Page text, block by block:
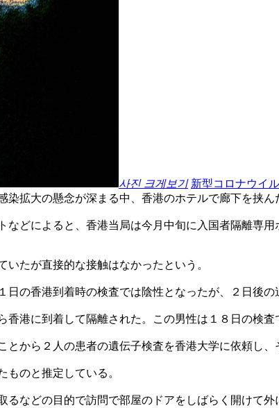
사진 크게보기 新型コロナウイ
拡大の懸念が深まる中、香港のホテルで廊下を挟
どによると、香港当局は今月中旬に入国者隔離専
たが直接的な接触はなかったという。
の香港到着時の検査では陰性となったが、２日後の
港に到着して隔離された。この男性は１８日の検査
から２人の患者の遺伝子検査を香港大学に依頼し
のと推定している。
などの目的で訪問で部屋のドアをしばらく開けて